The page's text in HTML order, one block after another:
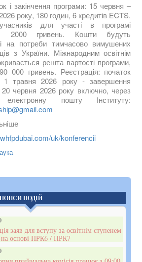
і закінчення програми: 15 червня –
року, 180 годин, 6 кредитів ECTS.
для участі в програмі
2000 гривень. Кошти будуть
на потреби тимчасово вимушених
з України. Міжнародним освітнім
решта вартості програми,
000 гривень. Реєстрація: початок
1 травня 2026 року - завершення
20 червня 2026 року включно, через
електронну пошту Інституту:
uk/konferencii
ПОДІЙ
заяв для вступу за освітнім ступенем
на основі НРК6 / НРК7